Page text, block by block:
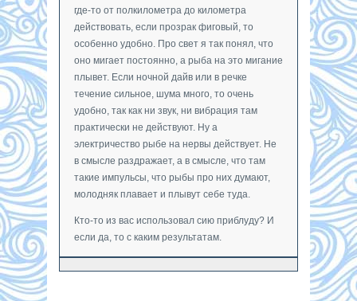
где-то от полкилометра до километра
действовать, если прозрак фиговый, то
особенно удобно. Про свет я так понял, что
оно мигает постоянно, а рыба на это мигание
плывет. Если ночной дайв или в речке
течение сильное, шума много, то очень
удобно, так как ни звук, ни вибрация там
практически не действуют. Ну а
электричество рыбе на нервы действует. Не
в смысле раздражает, а в смысле, что там
такие импульсы, что рыбы про них думают,
молодняк плавает и плывут себе туда.
Кто-то из вас использовал сию приблуду? И
если да, то с каким результатам.